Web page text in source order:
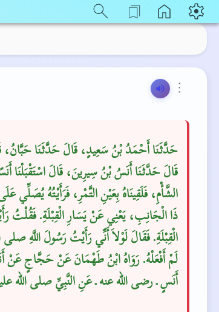
⋮
حَدَّثَنَا أَحْمَدُ بْنُ سَعِيدٍ، قَالَ حَدَّثَنَا حَبَّانُ،
قَالَ حَدَّثَنَا أَنَسُ بْنُ سِيرِينَ، قَالَ اسْتَقْبَلْنَا
الشَّأْمِ، فَلَقِينَاهُ بِعَيْنِ التَّمْرِ، فَرَأَيْتُهُ يُصَلِّي
ذَا الْجَانِبِ، يَعْنِي عَنْ يَسَارِ الْقِبْلَةِ‏.‏ فَقُلْتُ
الْقِبْلَةِ‏.‏ فَقَالَ لَوْلاَ أَنِّي رَأَيْتُ رَسُولَ اللَّهِ صلى
لَمْ أَفْعَلْهُ‏.‏ رَوَاهُ ابْنُ طَهْمَانَ عَنْ حَجَّاجٍ عَنْ
أَنَسٍ ـ رضى الله عنه ـ عَنِ النَّبِيِّ صلى الله